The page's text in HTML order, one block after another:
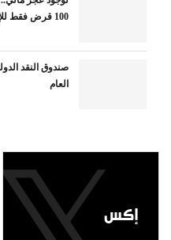
100 قرض فقط للإعلان عنهم قريبا
صندوق النقد
العام
إكس